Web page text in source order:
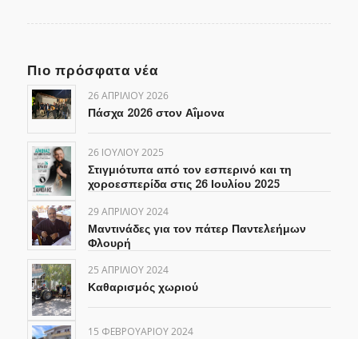
Πιο πρόσφατα νέα
26 ΑΠΡΙΛΊΟΥ 2026
Πάσχα 2026 στον Αΐμονα
26 ΙΟΥΛΊΟΥ 2025
Στιγμιότυπα από τον εσπερινό και τη
χοροεσπερίδα στις 26 Ιουλίου 2025
29 ΑΠΡΙΛΊΟΥ 2024
Μαντινάδες για τον πάτερ Παντελεήμων
Φλουρή
25 ΑΠΡΙΛΊΟΥ 2024
Καθαρισμός χωριού
15 ΦΕΒΡΟΥΑΡΊΟΥ 2024